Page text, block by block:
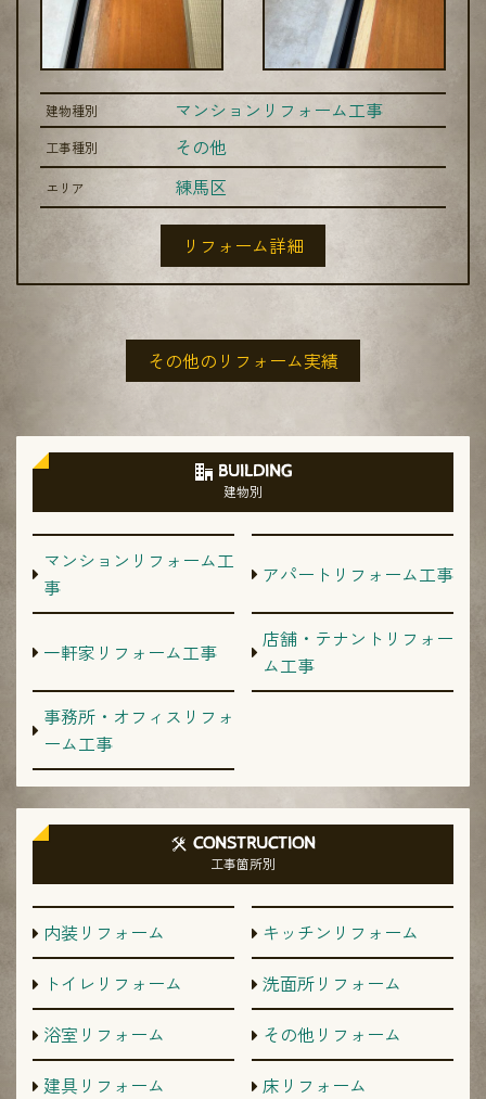
建物種別 マンションリフォーム工事
工事種別 その他
エリア 練馬区
リフォーム詳細
その他のリフォーム実績
BUILDING
建物別
マンションリフォーム工
事
アパートリフォーム工事
一軒家リフォーム工事
店舗・テナントリフォー
ム工事
事務所・オフィスリフォ
ーム工事
CONSTRUCTION
工事箇所別
内装リフォーム
キッチンリフォーム
トイレリフォーム
洗面所リフォーム
浴室リフォーム
その他リフォーム
建具リフォーム
床リフォーム